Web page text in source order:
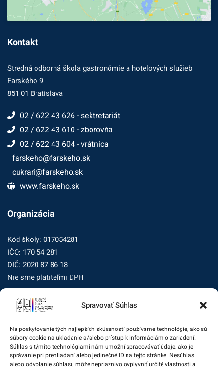
Spravovať Súhlas
Na poskytovanie tých najlepších skúseností používame technológie, ako sú
súbory cookie na ukladanie a/alebo prístup k informáciám o zariadení.
Súhlas s týmito technológiami nám umožní spracovávať údaje, ako je
správanie pri prehliadaní alebo jedinečné ID na tejto stránke. Nesúhlas
alebo odvolanie súhlasu môže nepriaznivo ovplyvniť určité vlastnosti a
Kontakt
Stredná odborná škola gastronómie a hotelových služieb
Farského 9
851 01 Bratislava
02 / 622 43 626 - sektretariát
02 / 622 43 610 - zborovňa
02 / 622 43 604 - vrátnica
farskeho@farskeho.sk
cukrari@farskeho.sk
www.farskeho.sk
Organizácia
Kód školy: 017054281
IČO: 170 54 281
DIČ: 2020 87 86 18
Nie sme platiteľmi DPH
Zásady ochrany osobných údajov
Dohľad nad ochranou osobných údajov
Žiadosť dotknutej osoby na uplatnenie jej práv